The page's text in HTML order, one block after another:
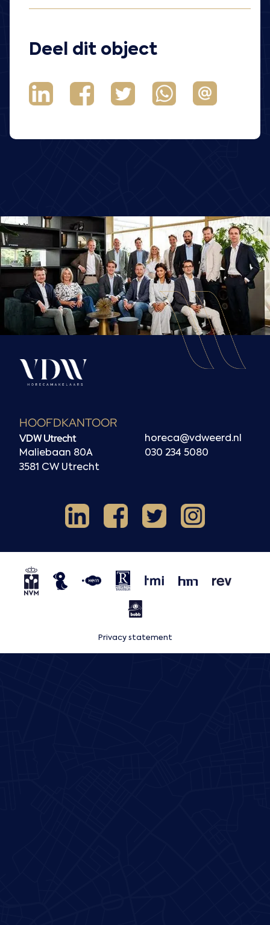
Deel dit object
HOOFDKANTOOR
VDW Utrecht
Maliebaan 80A
3581 CW Utrecht
horeca@vdweerd.nl
030 234 5080
LinkedInFacebook
X Instagram
NVM
Horecaspot
Kern
NRVT
TMI HMN REV
BOBB
Privacy statement